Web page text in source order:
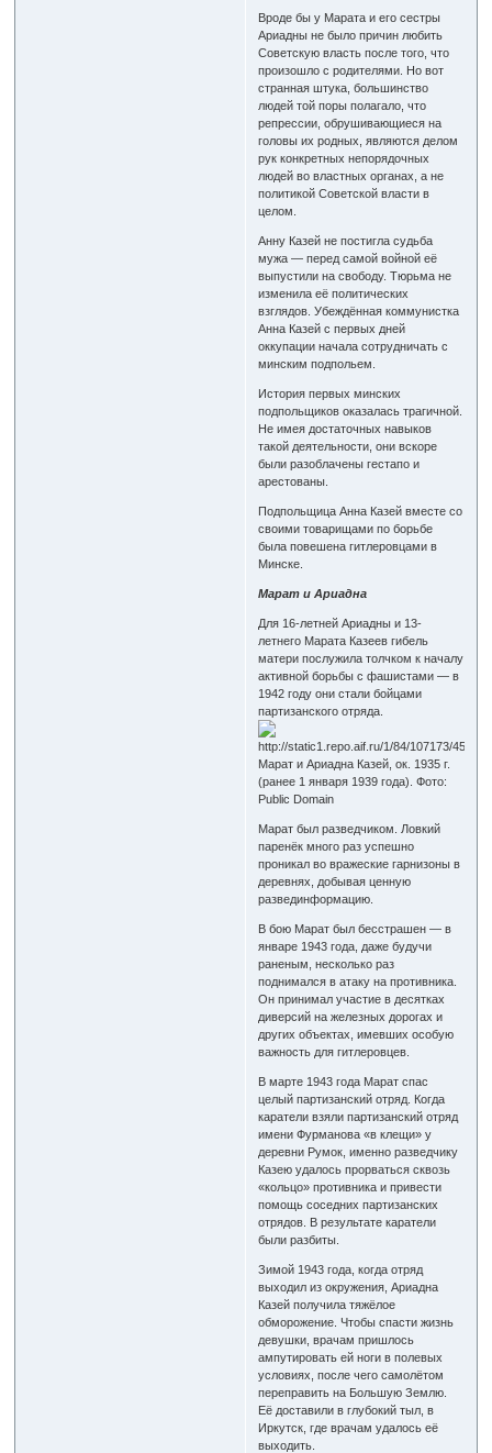
Вроде бы у Марата и его сестры
Ариадны не было причин любить
Советскую власть после того, что
произошло с родителями. Но вот
странная штука, большинство
людей той поры полагало, что
репрессии, обрушивающиеся на
головы их родных, являются делом
рук конкретных непорядочных
людей во властных органах, а не
политикой Советской власти в
целом.
Анну Казей не постигла судьба
мужа — перед самой войной её
выпустили на свободу. Тюрьма не
изменила её политических
взглядов. Убеждённая коммунистка
Анна Казей с первых дней
оккупации начала сотрудничать с
минским подпольем.
История первых минских
подпольщиков оказалась трагичной.
Не имея достаточных навыков
такой деятельности, они вскоре
были разоблачены гестапо и
арестованы.
Подпольщица Анна Казей вместе со
своими товарищами по борьбе
была повешена гитлеровцами в
Минске.
Марат и Ариадна
Для 16-летней Ариадны и 13-
летнего Марата Казеев гибель
матери послужила толчком к началу
активной борьбы с фашистами — в
1942 году они стали бойцами
партизанского отряда.
Марат и Ариадна Казей, ок. 1935 г.
(ранее 1 января 1939 года). Фото:
Public Domain
Марат был разведчиком. Ловкий
паренёк много раз успешно
проникал во вражеские гарнизоны в
деревнях, добывая ценную
развединформацию.
В бою Марат был бесстрашен — в
январе 1943 года, даже будучи
раненым, несколько раз
поднимался в атаку на противника.
Он принимал участие в десятках
диверсий на железных дорогах и
других объектах, имевших особую
важность для гитлеровцев.
В марте 1943 года Марат спас
целый партизанский отряд. Когда
каратели взяли партизанский отряд
имени Фурманова «в клещи» у
деревни Румок, именно разведчику
Казею удалось прорваться сквозь
«кольцо» противника и привести
помощь соседних партизанских
отрядов. В результате каратели
были разбиты.
Зимой 1943 года, когда отряд
выходил из окружения, Ариадна
Казей получила тяжёлое
обморожение. Чтобы спасти жизнь
девушки, врачам пришлось
ампутировать ей ноги в полевых
условиях, после чего самолётом
переправить на Большую Землю.
Её доставили в глубокий тыл, в
Иркутск, где врачам удалось её
выходить.